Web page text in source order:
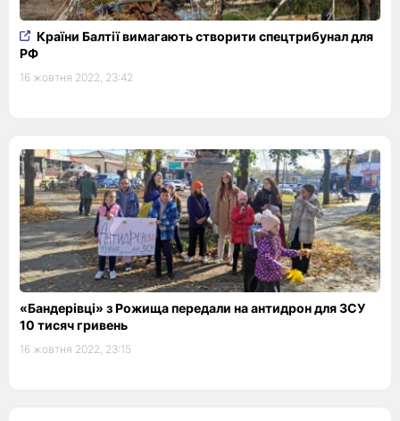
Країни Балтії вимагають створити спецтрибунал для
РФ
16 жовтня 2022, 23:42
«Бандерівці» з Рожища передали на антидрон для ЗСУ
10 тисяч гривень
16 жовтня 2022, 23:15